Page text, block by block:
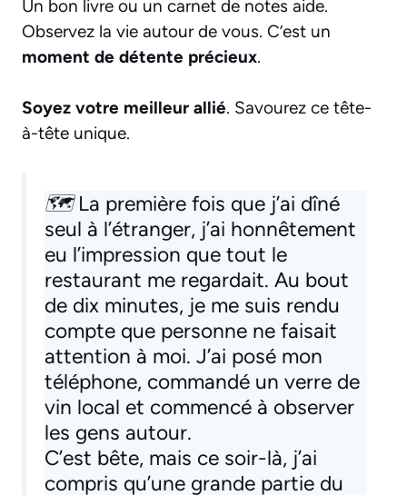
Un bon livre ou un carnet de notes aide.
Observez la vie autour de vous. C’est un
moment de détente précieux.
Soyez votre meilleur allié. Savourez ce tête-
à-tête unique.
🗺La première fois que j’ai dîné
seul à l’étranger, j’ai honnêtement
eu l’impression que tout le
restaurant me regardait. Au bout
de dix minutes, je me suis rendu
compte que personne ne faisait
attention à moi. J’ai posé mon
téléphone, commandé un verre de
vin local et commencé à observer
les gens autour.
C’est bête, mais ce soir-là, j’ai
compris qu’une grande partie du